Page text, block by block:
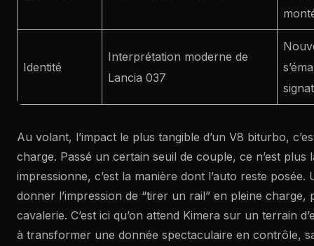
Identité
Interprétation moderne de
Lancia 037
Au volant, l’impact le plus tangible d’un V8 biturbo,
charge. Passé un certain seuil de couple, ce n’est plus
impressionne, c’est la manière dont l’auto reste
donner l’impression de “tirer un rail” en pleine charge,
cavalerie. C’est ici qu’on attend Kimera sur un terrain
à transformer une donnée spectaculaire en contrôle,